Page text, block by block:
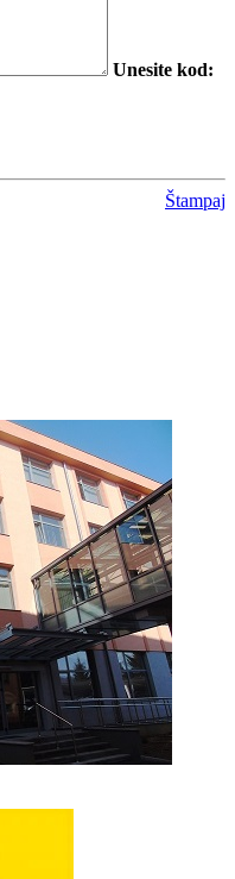
Unesite kod:
Štampaj